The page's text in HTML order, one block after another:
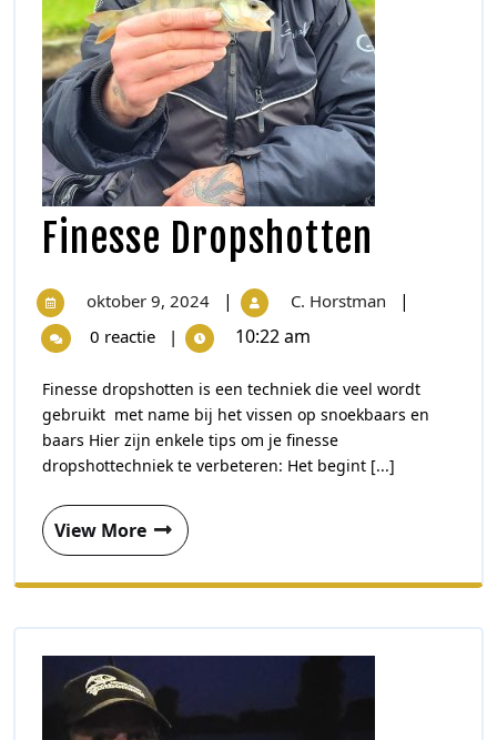
Finesse Dropshotten
oktober 9, 2024 | C. Horstman |
0 reactie | 10:22 am
Finesse dropshotten is een techniek die veel wordt
gebruikt met name bij het vissen op snoekbaars en
baars Hier zijn enkele tips om je finesse
dropshottechniek te verbeteren: Het begint [...]
View More